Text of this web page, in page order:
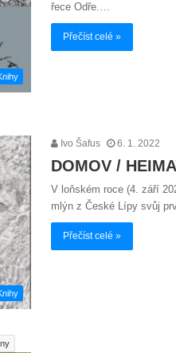
řece Odře.…
Přečíst celé »
Ivo Šafus 6. 1. 2022
DOMOV /
V loňském roce (4. září
mlýn z České Lípy svůj
Přečíst celé »